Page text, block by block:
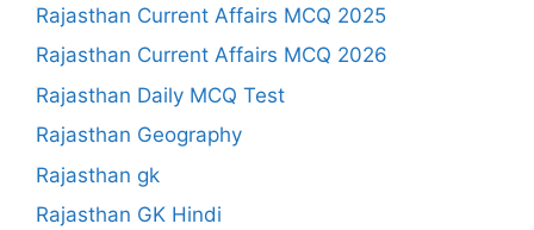
Rajasthan Current Affairs MCQ 2025
Rajasthan Current Affairs MCQ 2026
Rajasthan Daily MCQ Test
Rajasthan Geography
Rajasthan gk
Rajasthan GK Hindi